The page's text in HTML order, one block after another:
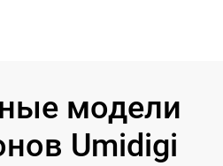
модели
Umidigi